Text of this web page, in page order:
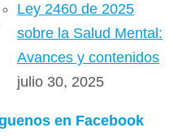
Ley 2460 de 2025
sobre la Salud Mental:
Avances y contenidos
julio 30, 2025
en Facebook